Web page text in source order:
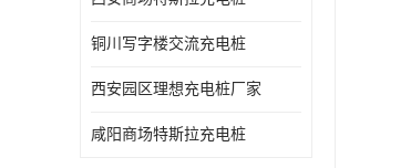
铜川写字楼交流充电桩
西安园区理想充电桩厂家
咸阳商场特斯拉充电桩